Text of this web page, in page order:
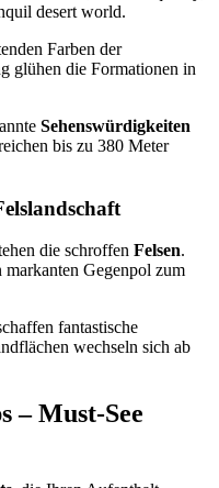
Farben der
glühen die Formationen in
Sehenswürdigkeiten
bis zu 380 Meter
die schroffen Felsen.
Gegenpol zum
fantastische
wechseln sich ab
– Must-See